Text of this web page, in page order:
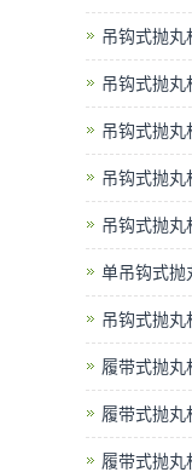
吊钩式抛丸
吊钩式抛丸
吊钩式抛丸
吊钩式抛丸
吊钩式抛丸
单吊钩式抛
吊钩式抛丸
履带式抛丸
履带式抛丸
履带式抛丸